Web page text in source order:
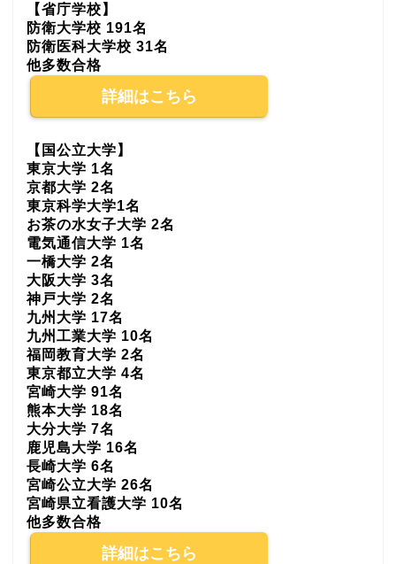
【省庁学校】
防衛大学校 191名
防衛医科大学校 31名
他多数合格
詳細はこちら
【国公立大学】
東京大学 1名
京都大学 2名
東京科学大学1名
お茶の水女子大学 2名
電気通信大学 1名
一橋大学 2名
大阪大学 3名
神戸大学 2名
九州大学 17名
九州工業大学 10名
福岡教育大学 2名
東京都立大学 4名
宮崎大学 91名
熊本大学 18名
大分大学 7名
鹿児島大学 16名
長崎大学 6名
宮崎公立大学 26名
宮崎県立看護大学 10名
他多数合格
詳細はこちら